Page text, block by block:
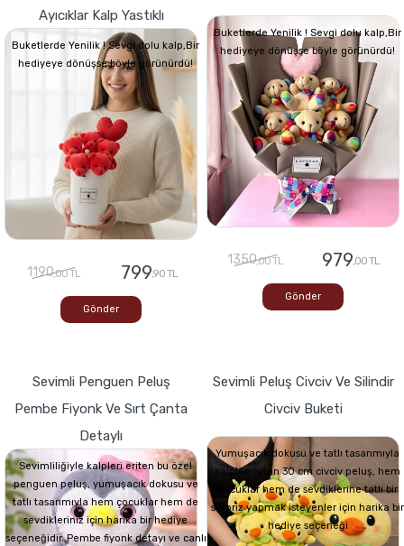
Ayıcıklar Kalp Yastıklı
Buketlerde Yenilik ! Sevgi dolu kalp,Bir
hediyeye dönüşse böyle görünürdü!
1190,00 TL 799,90 TL
Gönder
Buketlerde Yenilik ! Sevgi dolu kalp,Bir
hediyeye dönüşse böyle görünürdü!
1350,00 TL 979,00 TL
Gönder
Sevimli Penguen Peluş
Pembe Fiyonk Ve Sırt Çanta
Detaylı
Sevimliliğiyle kalpleri eriten bu özel
penguen peluş, yumuşacık dokusu ve
tatlı tasarımıyla hem çocuklar hem de
sevdikleriniz için harika bir hediye
seçeneğidir. Pembe fiyonk detayı ve canlı
Sevimli Peluş Civciv Ve Silindir
Civciv Buketi
Yumuşacık dokusu ve tatlı tasarımıyla
kalpleri ısıtan 30 cm civciv peluş, hem
çocuklar hem de sevdiklerine tatlı bir
sürpriz yapmak isteyenler için harika bir
hediye seçeneği